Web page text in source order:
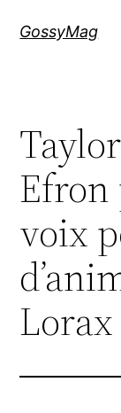
GossyMag
voix
Lorax